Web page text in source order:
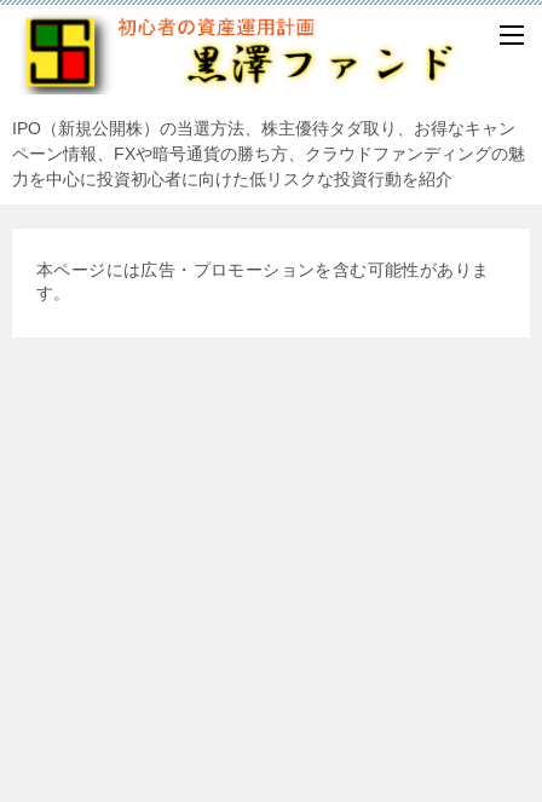
IPO（新規公開株）の当選方法、株主優待タダ取り、お得なキャン
ペーン情報、FXや暗号通貨の勝ち方、クラウドファンディングの魅
力を中心に投資初心者に向けた低リスクな投資行動を紹介
本ページには広告・プロモーションを含む可能性がありま
す。